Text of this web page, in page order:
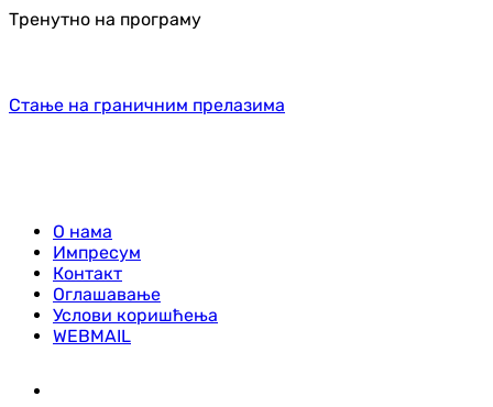
Тренутно на програму
Стање на граничним прелазима
О нама
Импресум
Контакт
Оглашавање
Услови коришћења
WEBMAIL